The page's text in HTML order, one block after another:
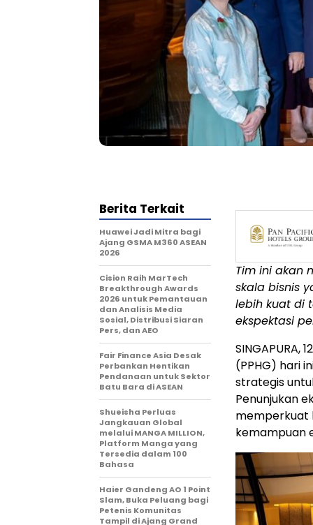
Tim ini akan
skala bisnis
lebih kuat di
ekspektasi
SINGAPURA,
(PPHG) hari
strategis
Penunjukan
memperkuat
kemampuan
Berita Terkait
Huawei Jadi Mitra bagi
Ajang GSMA M360 ASEAN
2026
Cision Raih MarTech
Breakthrough Awards
2026 untuk Pemantauan
dan Analisis Media
Sosial, Distribusi Siaran
Pers, dan AEO
Fair Finance Asia Desak
Perbankan Hentikan
Pendanaan untuk Sektor
Batu Bara di ASEAN
Shueisha Perluas
Jangkauan Global
melalui MANGA MILLION,
Platform Manga yang
Tersedia dalam 100
Bahasa
Haier Gandeng AO 1 Point
Slam, Buka Peluang bagi
Petenis Komunitas
Tampil di Ajang Grand